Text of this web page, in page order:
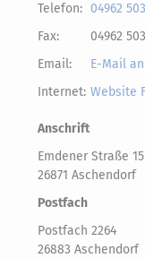
Telefon: 04962
Fax:
04962
Email:
E-Mail
Internet: Website
Anschrift
Emdener Straße 15
26871 Aschendorf
Postfach
Postfach 2264
26883 Aschendorf